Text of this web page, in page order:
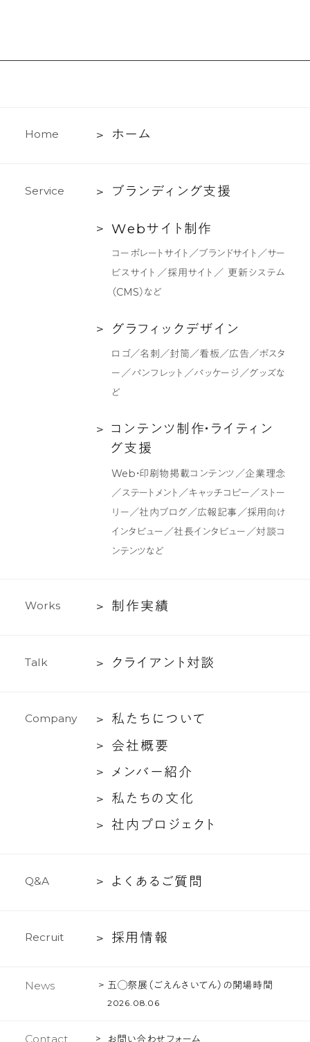
Home
ホ
ホーム
Service
ブ
ン
支
ブラ ン ディ ン グ支援
Web
作
Webサ イ ト 制 作
コーポレートサイト／ブランドサイト／サー
ビスサイト／採用サイト／ 更新システム
（CMS）など
グ
ク
グラフ ィ ッ ク デザイ ン
ロゴ／名刺／封筒／看板／広告／ポスタ
ー／パンフレット／パッケージ／グッズな
ど
コ
作・
テ
グ
コ ン テ ン ツ制 作・ ラ イ ティ ン
グ支援
Web・印刷物掲載コンテンツ／企業理念
／ステートメント／キャッチコピー／ストー
リー／社内ブログ／広報記事／採用向け
インタビュー／社長インタビュー／対談コ
ンテンツなど
Works
制
績
制 作実績
Talk
ク
ア
ン
対
談
ク ラ イ ア ン ト 対談
Company
私
に
つ
私 た ち に つ いて
会
要
会社 概要
メ
ー
メ ンバ ー紹介
私
文
私 た ちの 文化
社
ロ
ク
社 内 プロ ジェ ク ト
Q&A
よ
る
問
よ く あ る ご質 問
Recruit
採 採用 情報
News 五◯祭展（ごえんさいてん）の開場時間
2026.08.06
Contact お問い合わせフォーム